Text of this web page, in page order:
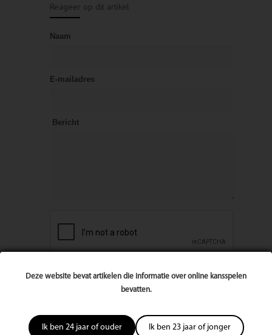
Deze website bevat artikelen die informatie over online kansspelen
bevatten.
Ik ben 24 jaar of ouder Ik ben 23 jaar of jonger
Reageer op dit artikel
Naam
E-mailadres
Bericht